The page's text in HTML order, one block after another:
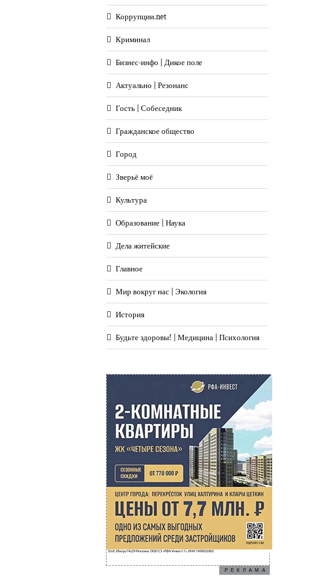
Коррупции.net
Криминал
Бизнес-инфо | Дикое поле
Актуально | Резонанс
Гость | Собеседник
Гражданское общество
Город
Зверьё моё
Культура
Образование | Наука
Дела житейские
Главное
Мир вокруг нас | Экология
История
Будьте здоровы! | Медицина | Психология
РЕКЛАМА